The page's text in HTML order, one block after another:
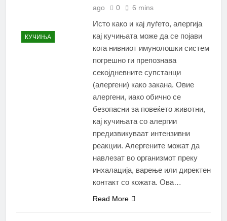
КУЧИЊА
ago
0 6 mins
Исто како и кај луѓето, алергија
кај кучињата може да се појави
кога нивниот имунолошки систем
погрешно ги препознава
секојдневните супстанци
(алергени) како закана. Овие
алергени, иако обично се
безопасни за повеќето животни,
кај кучињата со алергии
предизвикуваат интензивни
реакции. Алергените можат да
навлезат во организмот преку
инхалација, варење или директен
контакт со кожата. Ова…
Read More